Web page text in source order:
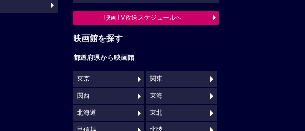
映画TV放送スケジュールへ
映画館を探す
都道府県から映画館
東京 関東
関西 東海
北海道 東北